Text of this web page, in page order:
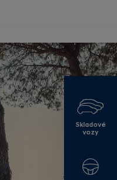
Skladové
vozy